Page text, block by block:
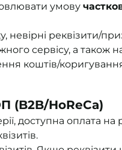
умову
невірні реквізити/
сервісу, а також
коштів/
(B2B/HoReCa)
доступна оплата на